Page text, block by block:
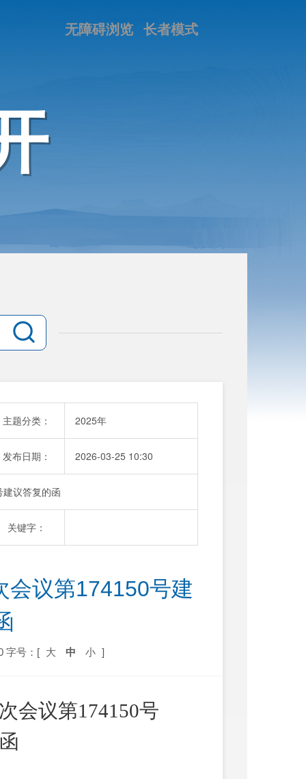
长者模式
无障碍浏览
主题分类： 2025年
发布日期： 2026-03-25 10:30
议答复的函
关键字：
会议第174150号建
字号：[ 大 中 小 ]
会议第174150号